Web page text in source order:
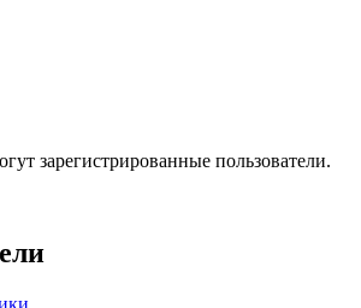
зарегистрированные пользователи.